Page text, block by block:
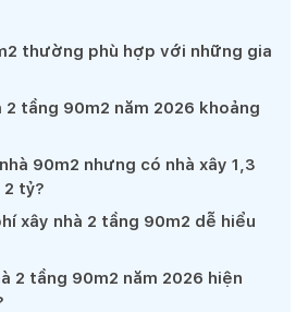
đến công trình thực tế.
dự án theo một cách riêng biệt,
công trình với nỗ lực đem đến cho
phẩm hoàn thiện và hài lòng nhất !
thường phù hợp với những gia
2 tầng 90m2 năm 2026 khoảng
90m2 nhưng có nhà xây 1,3
2 tỷ?
xây nhà 2 tầng 90m2 dễ hiểu
2 tầng 90m2 năm 2026 hiện